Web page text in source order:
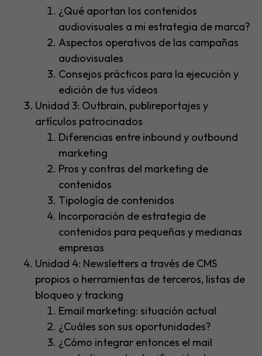
¿Qué aportan los contenidos
audiovisuales a mi estrategia de marca?
Aspectos operativos de las campañas
audiovisuales
Consejos prácticos para la ejecución y
edición de tus vídeos
Unidad 3: Outbrain, publireportajes y
artículos patrocinados
Diferencias entre inbound y outbound
marketing
Pros y contras del marketing de
contenidos
Tipología de contenidos
Incorporación de estrategia de
contenidos para pequeñas y medianas
empresas
Unidad 4: Newsletters a través de CMS
propios o herramientas de terceros, listas de
bloqueo y tracking
Email marketing: situación actual
¿Cuáles son sus oportunidades?
¿Cómo integrar entonces el mail